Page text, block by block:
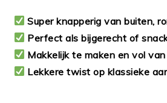
Super knapperig van buiten,
Perfect als bijgerecht of
Makkelijk te maken en vol
Lekkere twist op klassieke